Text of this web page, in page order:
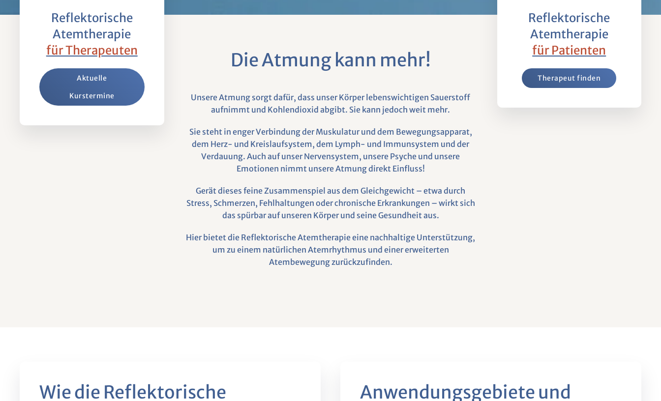
Reflektorische
Atemtherapie
für Therapeuten
Aktuelle
Kurstermine
Die Atmung kann mehr!
Unsere Atmung sorgt dafür, dass unser Körper lebenswichtigen Sauerstoff
aufnimmt und Kohlendioxid abgibt. Sie kann jedoch weit mehr.
Sie steht in enger Verbindung der Muskulatur und dem Bewegungsapparat,
dem Herz- und Kreislaufsystem, dem Lymph- und Immunsystem und der
Verdauung. Auch auf unser Nervensystem, unsere Psyche und unsere
Emotionen nimmt unsere Atmung direkt Einfluss!
Gerät dieses feine Zusammenspiel aus dem Gleichgewicht – etwa durch
Stress, Schmerzen, Fehlhaltungen oder chronische Erkrankungen – wirkt sich
das spürbar auf unseren Körper und seine Gesundheit aus.
Hier bietet die Reflektorische Atemtherapie eine nachhaltige Unterstützung,
um zu einem natürlichen Atemrhythmus und einer erweiterten
Atembewegung zurückzufinden.
Reflektorische
Atemtherapie
für Patienten
Therapeut finden
Wie die Reflektorische Anwendungs­gebiete und